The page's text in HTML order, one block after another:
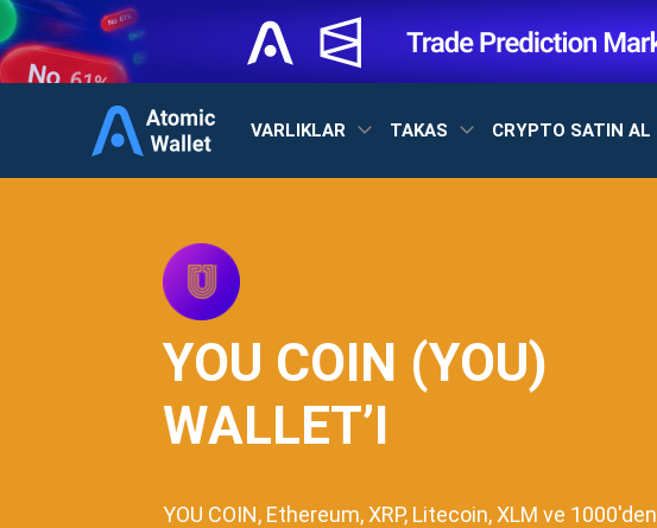
VARLIKLAR TAKAS CRYPTO SATIN AL
YOU COIN (YOU)
WALLET’I
YOU COIN, Ethereum, XRP, Litecoin, XLM ve 1000'den